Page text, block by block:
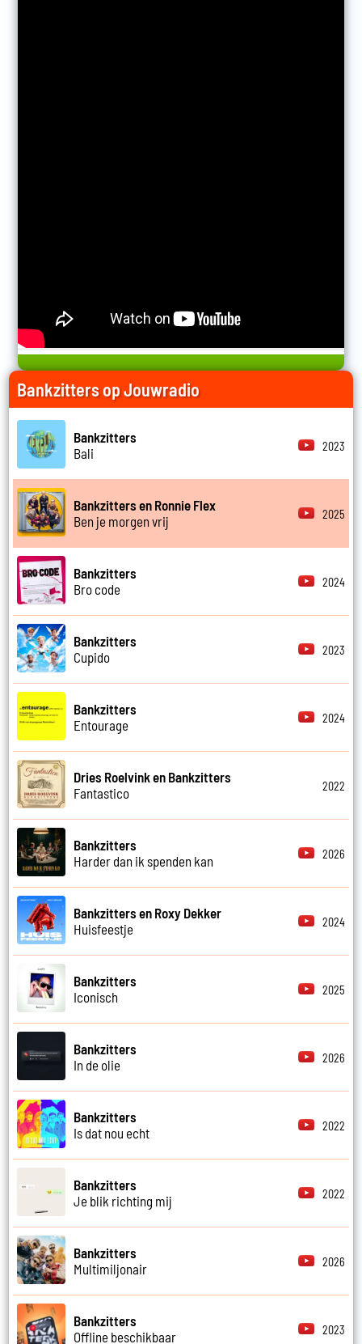
Bankzitters op Jouwradio
Bankzitters
Bali
2023
Bankzitters en Ronnie Flex
Ben je morgen vrij
2025
Bankzitters
Bro code
2024
Bankzitters
Cupido
2023
Bankzitters
Entourage
2024
Dries Roelvink en Bankzitters
Fantastico
2022
Bankzitters
Harder dan ik spenden kan
2026
Bankzitters en Roxy Dekker
Huisfeestje
2024
Bankzitters
Iconisch
2025
Bankzitters
In de olie
2026
Bankzitters
Is dat nou echt
2022
Bankzitters
Je blik richting mij
2022
Bankzitters
Multimiljonair
2026
Bankzitters
Offline beschikbaar
2023